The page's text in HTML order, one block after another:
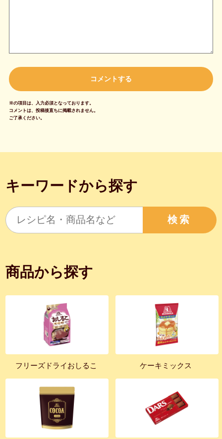
※の項目は、入力必須となっております。
コメントは、投稿後直ちに掲載されません。
ご了承ください。
キーワードから探す
検索
商品から探す
フリーズドライおしるこ ケーキミックス